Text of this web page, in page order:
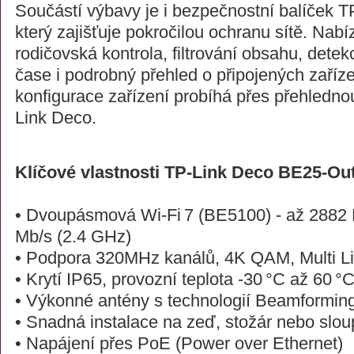
Součástí výbavy je i bezpečnostní balíček
který zajišťuje pokročilou ochranu sítě.
rodičovská kontrola, filtrování obsahu,
čase i podrobný přehled o připojených
konfigurace zařízení probíhá přes
Link Deco.
Klíčové vlastnosti TP-Link Deco BE25-
• Dvoupásmová Wi-Fi 7 (BE5100) - až
Mb/s (2.4 GHz)
• Podpora 320MHz kanálů, 4K QAM, Multi
• Krytí IP65, provozní teplota -30 °C až 60 °C
• Výkonné antény s technologií
• Snadná instalace na zeď, stožár nebo
• Napájení přes PoE (Power over Ethernet)